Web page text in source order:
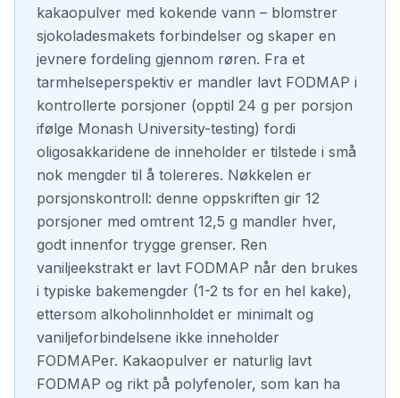
kakaopulver med kokende vann – blomstrer
sjokoladesmakets forbindelser og skaper en
jevnere fordeling gjennom røren. Fra et
tarmhelseperspektiv er mandler lavt FODMAP i
kontrollerte porsjoner (opptil 24 g per porsjon
ifølge Monash University-testing) fordi
oligosakkaridene de inneholder er tilstede i små
nok mengder til å tolereres. Nøkkelen er
porsjonskontroll: denne oppskriften gir 12
porsjoner med omtrent 12,5 g mandler hver,
godt innenfor trygge grenser. Ren
vaniljeekstrakt er lavt FODMAP når den brukes
i typiske bakemengder (1-2 ts for en hel kake),
ettersom alkoholinnholdet er minimalt og
vaniljeforbindelsene ikke inneholder
FODMAPer. Kakaopulver er naturlig lavt
FODMAP og rikt på polyfenoler, som kan ha